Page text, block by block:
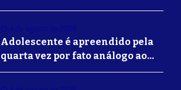
para Barretos e grandes nomes
Adolescente é apreendido pela
quarta vez por fato análogo ao
tráfico de drogas durante